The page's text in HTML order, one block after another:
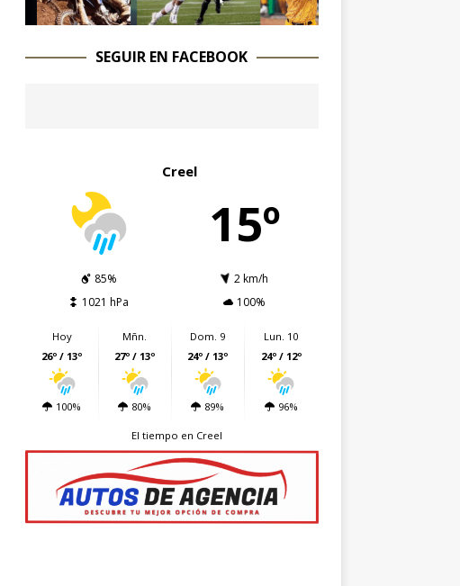
SEGUIR EN FACEBOOK
Creel
15º
85%
2 km/h
1021 hPa
100%
Hoy
26º / 13º
100%
Mñn.
27º / 13º
80%
Dom. 9
24º / 13º
89%
Lun. 10
24º / 12º
96%
El tiempo en Creel